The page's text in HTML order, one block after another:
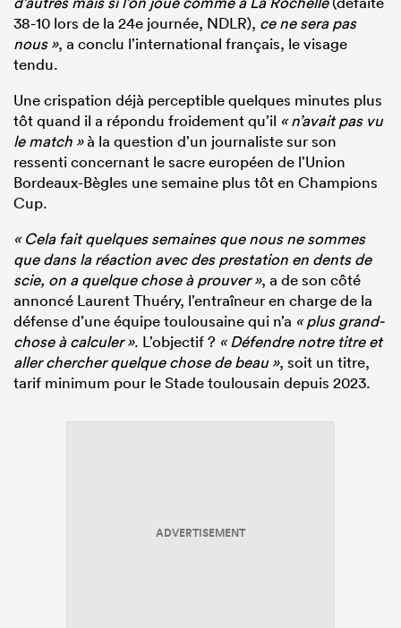
38-10 lors de la 24e journée, NDLR), ce ne sera pas
nous », a conclu l’international français, le visage
tendu.
Une crispation déjà perceptible quelques minutes plus
tôt quand il a répondu froidement qu’il « n’avait pas vu
le match »à la question d’un journaliste sur son
ressenti concernant le sacre européen de l’Union
Bordeaux-Bègles une semaine plus tôt en Champions
Cup.
« Cela fait quelques semaines que nous ne sommes
que dans la réaction avec des prestation en dents de
scie, on a quelque chose à prouver », a de son côté
annoncé Laurent Thuéry, l’entraîneur en charge de la
défense d’une équipe toulousaine qui n’a « plus grand-
chose à calculer ». L’objectif ? « Défendre notre titre et
aller chercher quelque chose de beau », soit un titre,
tarif minimum pour le Stade toulousain depuis 2023.
ADVERTISEMENT